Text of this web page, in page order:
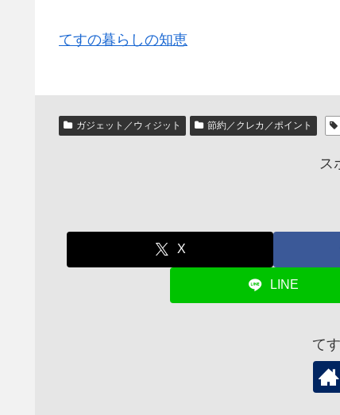
てすの暮らしの知恵
ガジェット／ウィジット 節約／クレカ／ポイント
ス
X
LINE
て